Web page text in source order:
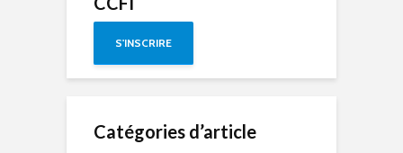
S'INSCRIRE
Catégories d’article